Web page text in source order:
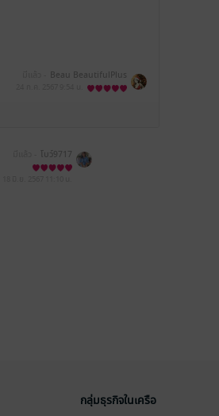
Beau BeautifulPlus
โบว์9717
กลุ่มธุรกิจในเครือ